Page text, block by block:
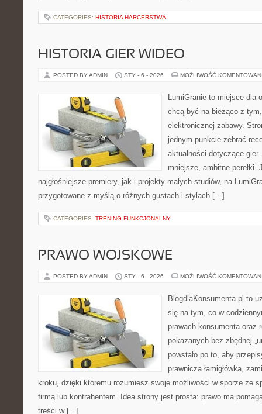
CATEGORIES: HISTORIA HARCERSTWA
HISTORIA GIER WIDEO
POSTED BY ADMIN STY - 6 - 2026 MOŻLIWOŚĆ
LumiGranie to miejsce dla
chcą być na bieżąco z
elektronicznej zabawy.
jednym punkcie zebrać
aktualności dotyczące gier
mniejsze, ambitne perełki.
najgłośniejsze premiery, jak i projekty małych studiów, na
przygotowane z myślą o różnych gustach i stylach […]
CATEGORIES: TRENING FUNKCJONALNY
PRAWO WOJSKOWE
POSTED BY ADMIN STY - 6 - 2026 MOŻLIWOŚĆ
BlogdlaKonsumenta.pl to
się na tym, co w
prawach konsumenta oraz
pokazanych bez zbędnej
powstało po to, aby
prawnicza łamigłówka,
kroku, dzięki któremu rozumiesz swoje możliwości w sporze ze
firmą lub kontrahentem. Idea strony jest prosta: prawo ma
treści w […]